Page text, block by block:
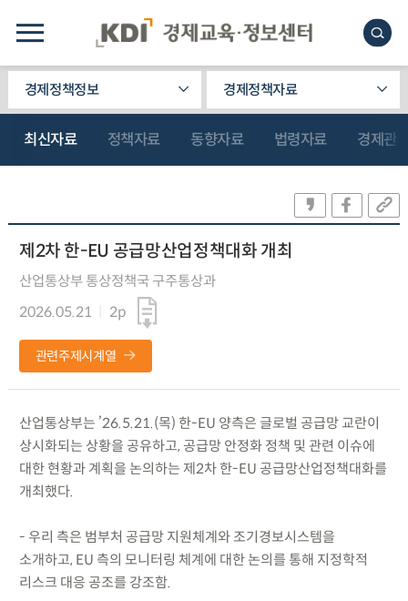
경제정책정보 경제정책자료
최신자료 정책자료 동향자료 법령자료 경제관
제2차 한-EU 공급망산업정책대화 개최
산업통상부 통상정책국 구주통상과
2026.05.21
2p
관련주제시계열
산업통상부는 ’26.5.21.(목) 한-EU 양측은 글로벌 공급망 교란이
상시화되는 상황을 공유하고, 공급망 안정화 정책 및 관련 이슈에
대한 현황과 계획을 논의하는 제2차 한-EU 공급망산업정책대화를
개최했다.
- 우리 측은 범부처 공급망 지원체계와 조기경보시스템을
소개하고, EU 측의 모니터링 체계에 대한 논의를 통해 지정학적
리스크 대응 공조를 강조함.